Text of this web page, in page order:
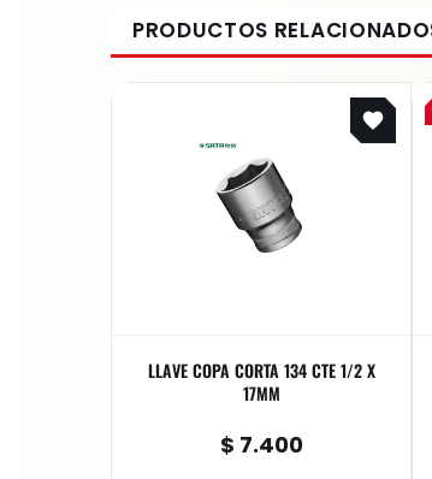
LLAVE COPA CORTA 134 CTE 1/2 X
17MM
$ 7.400